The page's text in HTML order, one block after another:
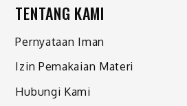
TENTANG KAMI
Pernyataan Iman
Izin Pemakaian Materi
Hubungi Kami